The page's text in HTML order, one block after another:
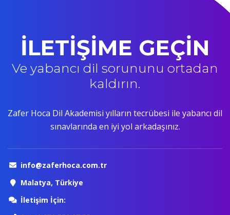
İLETİŞİME GEÇİN
Ve yabancı dil sorununu ortadan
kaldırın.
Zafer Hoca Dil Akademisi yılların tecrübesi ile yabancı dil
sınavlarında en iyi yol arkadaşınız.
info@zaferhoca.com.tr
Malatya, Türkiye
İletişim İçin: